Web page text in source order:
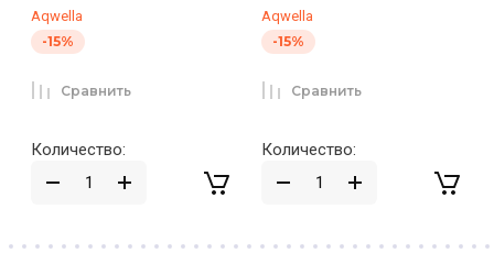
Aqwella
-15%
Количество:
Сравнить
Aqwella
-15%
Количество:
Сравнить